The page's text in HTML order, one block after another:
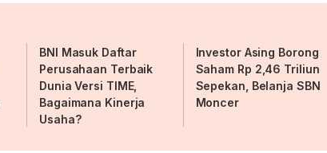
BNI Masuk Daftar
Perusahaan Terbaik
Dunia Versi TIME,
Bagaimana Kinerja
Usaha?
Investor Asing Borong
Saham Rp 2,46 Triliun
Sepekan, Belanja SBN
Moncer